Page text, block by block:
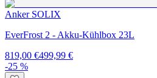
Anker SOLIX
EverFrost 2 - Akku-Kühlbox 23L
819,00 €499,99 €
-25 %